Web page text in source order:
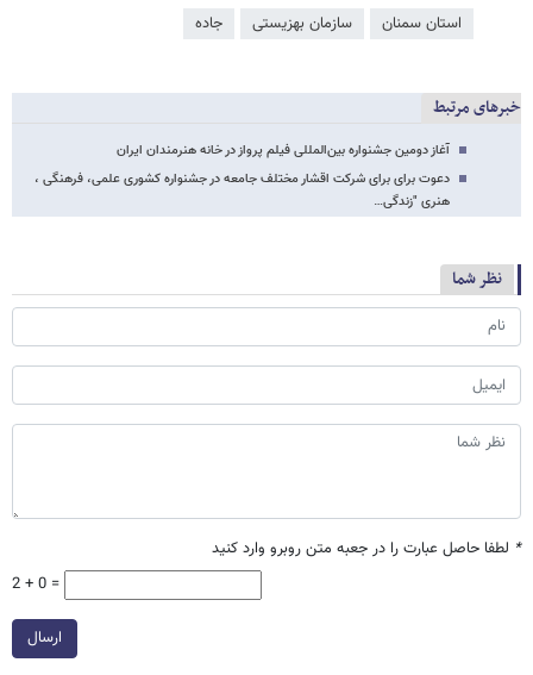
استان سمنان سازمان بهزیستی جاده
خبرهای مرتبط
آغاز دومین جشنواره بین‌المللی فیلم پرواز در خانه هنرمندان ایران
دعوت برای برای شرکت اقشار مختلف جامعه در جشنواره کشوری علمی، فرهنگی ،
هنری "زندگی…
نظر شما
* لطفا حاصل عبارت را در جعبه متن روبرو وارد کنید
2 + 0 =
ارسال